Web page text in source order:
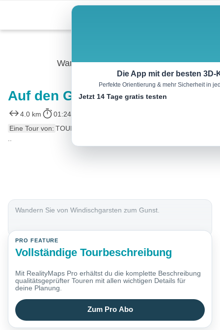
content
Wandern
Auf den Gunst
4.0 km 01:24 h
Eine Tour von: TOURDATA
Wandern Sie von Windischgarsten zum Gunst.
PRO FEATURE
Vollständige Tourbeschreibung
Mit RealityMaps Pro erhältst du die komplette Beschreibung
qualitätsgeprüfter Touren mit allen wichtigen Details für
deine Planung.
Zum Pro Abo
Die App mit der besten 3D-
Perfekte Orientierung & mehr Sicherheit in
Jetzt 14 Tage gratis testen